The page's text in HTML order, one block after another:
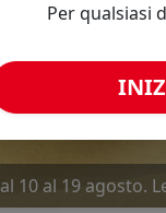
10 al 19 agosto.
offerte Luglio-
Per qualsiasi